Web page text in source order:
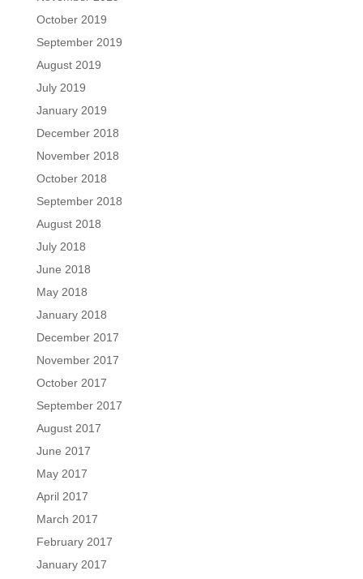
October 2019
September 2019
August 2019
July 2019
January 2019
December 2018
November 2018
October 2018
September 2018
August 2018
July 2018
June 2018
May 2018
January 2018
December 2017
November 2017
October 2017
September 2017
August 2017
June 2017
May 2017
April 2017
March 2017
February 2017
January 2017